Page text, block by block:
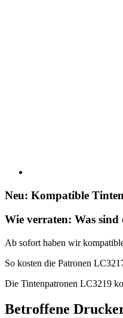
Neu: Kompatible
Wie verraten: Was
Ab sofort haben wir
So kosten die Patronen
Die Tintenpatronen LC3219
Betroffene